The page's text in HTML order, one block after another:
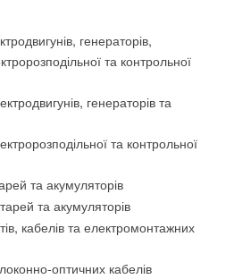
генераторів,
та контрольної
генераторів та
та контрольної
та акумуляторів
та акумуляторів
кабелів та електромонтажних
оптичних кабелів